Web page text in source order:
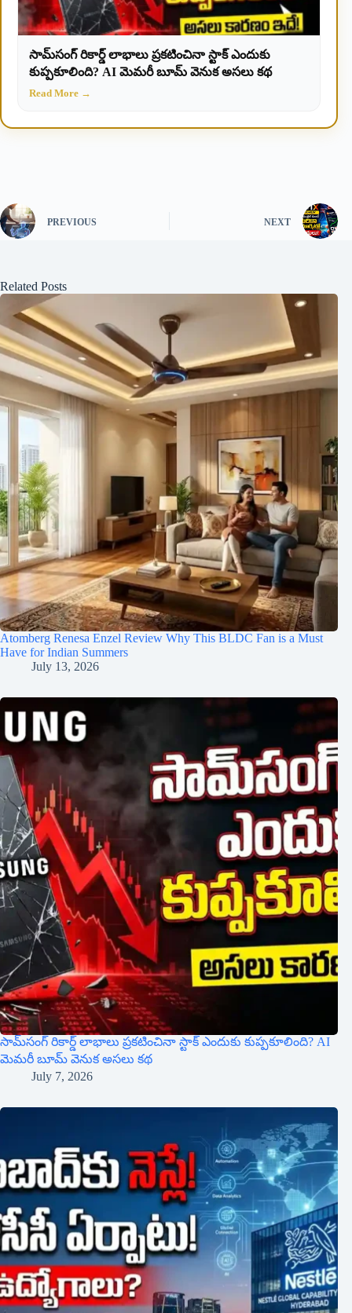
సామ్‌సంగ్ రికార్డ్ లాభాలు ప్రకటించినా స్టాక్ ఎందుకు
కుప్పకూలింది? AI మెమరీ బూమ్ వెనుక అసలు కథ
Read More →
PREVIOUS NEXT
Related Posts
Atomberg Renesa Enzel Review Why This BLDC Fan is a Must
Have for Indian Summers
July 13, 2026
సామ్‌సంగ్ రికార్డ్ లాభాలు ప్రకటించినా స్టాక్ ఎందుకు కుప్పకూలింది? AI
మెమరీ బూమ్ వెనుక అసలు కథ
July 7, 2026